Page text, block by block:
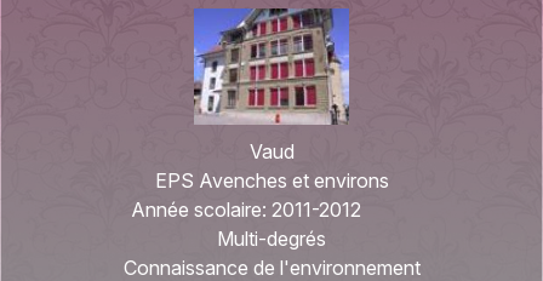
Vaud
EPS Avenches et environs
Année scolaire: 2011-2012
Multi-degrés
Connaissance de l'environnement